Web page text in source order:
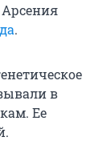
Арсения
.
в
Ее